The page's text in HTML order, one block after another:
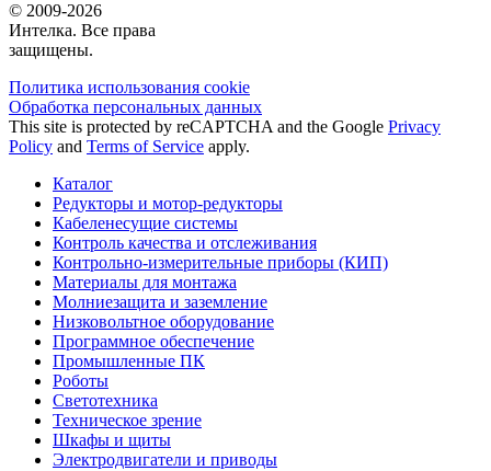
© 2009-2026
Интелка. Все права
защищены.
Политика использования сookie
Обработка персональных данных
This site is protected by reCAPTCHA and the Google Privacy
Policy and Terms of Service apply.
Каталог
Редукторы и мотор-редукторы
Кабеленесущие системы
Контроль качества и отслеживания
Контрольно-измерительные приборы (КИП)
Материалы для монтажа
Молниезащита и заземление
Низковольтное оборудование
Программное обеспечение
Промышленные ПК
Роботы
Светотехника
Техническое зрение
Шкафы и щиты
Электродвигатели и приводы